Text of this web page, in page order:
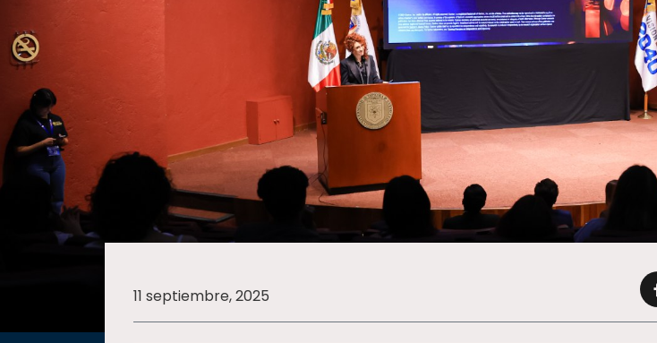
SALUD
SUSTENTABILIDAD
educativa
11 septiembre, 2025